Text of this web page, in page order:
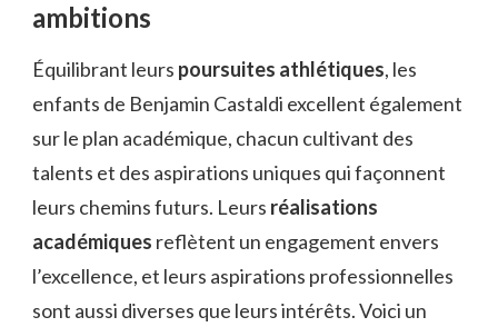
ambitions
Équilibrant leurs poursuites athlétiques, les
enfants de Benjamin Castaldi excellent également
sur le plan académique, chacun cultivant des
talents et des aspirations uniques qui façonnent
leurs chemins futurs. Leurs réalisations
académiques reflètent un engagement envers
l’excellence, et leurs aspirations professionnelles
sont aussi diverses que leurs intérêts. Voici un